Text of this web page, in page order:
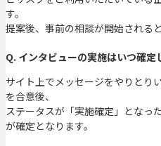
す。
提案後、事前の相談が開始される
Q. インタビューの実施はいつ確定
サイト上でメッセージをやりとり
を合意後、
ステータスが「実施確定」となっ
が確定となります。